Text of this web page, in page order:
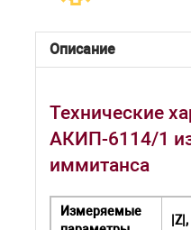
Описание
Технические
АКИП-6114/1
иммитанса
Измеряемые